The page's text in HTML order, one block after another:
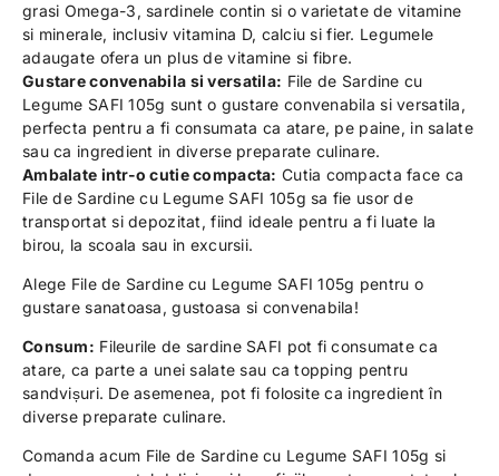
grasi Omega-3, sardinele contin si o varietate de vitamine
si minerale, inclusiv vitamina D, calciu si fier. Legumele
adaugate ofera un plus de vitamine si fibre.
Gustare convenabila si versatila: File de Sardine cu
Legume SAFI 105g sunt o gustare convenabila si versatila,
perfecta pentru a fi consumata ca atare, pe paine, in salate
sau ca ingredient in diverse preparate culinare.
Ambalate intr-o cutie compacta: Cutia compacta face ca
File de Sardine cu Legume SAFI 105g sa fie usor de
transportat si depozitat, fiind ideale pentru a fi luate la
birou, la scoala sau in excursii.
Alege File de Sardine cu Legume SAFI 105g pentru o
gustare sanatoasa, gustoasa si convenabila!
Consum: Fileurile de sardine SAFI pot fi consumate ca
atare, ca parte a unei salate sau ca topping pentru
sandvișuri. De asemenea, pot fi folosite ca ingredient în
diverse preparate culinare.
Comanda acum File de Sardine cu Legume SAFI 105g si